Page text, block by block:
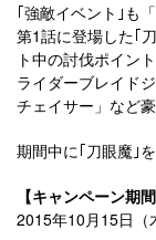
｢強敵イベント｣も
第1話に登場した｢
ト中の討伐ポイン
ライダーブレイド
チェイサー」など
期間中に｢刀眼魔｣
【キャンペーン期間
2015年10月15日（